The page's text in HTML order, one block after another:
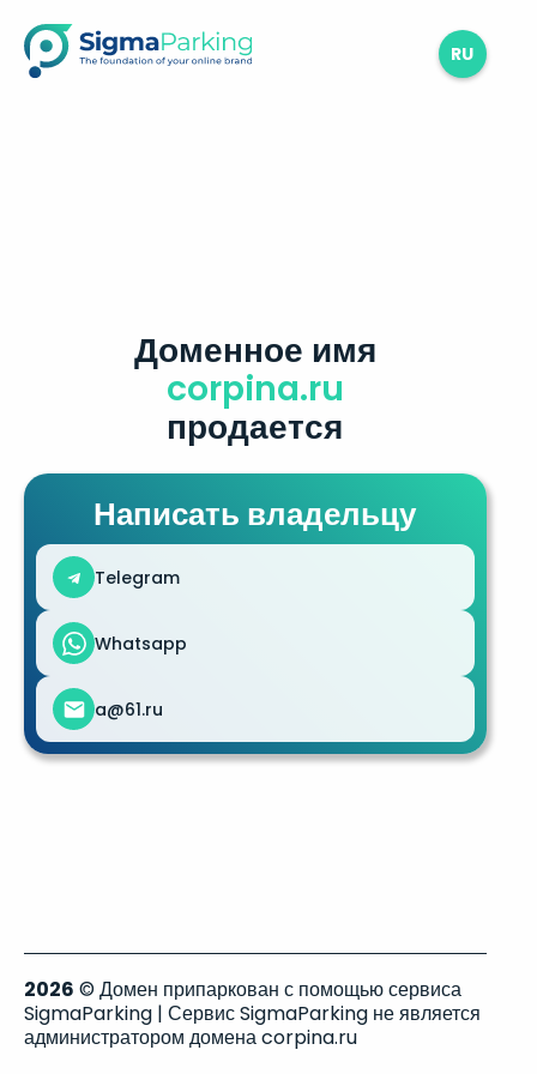
RU
Доменное имя
corpina.ru
продается
Написать владельцу
Telegram
Whatsapp
a@61.ru
2026 © Домен припаркован с помощью сервиса
SigmaParking | Сервис SigmaParking не является
администратором домена corpina.ru